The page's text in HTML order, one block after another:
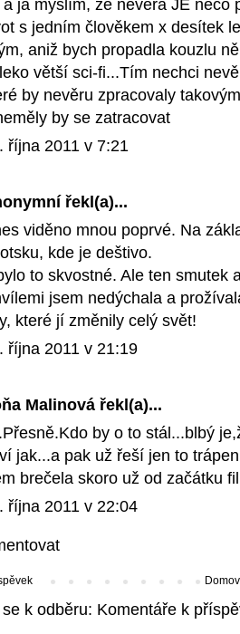
a já myslím, že nevěra JE něco
s jedním člověkem x desítek
aniž bych propadla kouzlu
větší sci-fi...Tím nechci
by nevěru zpracovaly
by se zatracovat
října 2011 v 7:21
řekl(a)...
viděno mnou poprvé. Na
kde je deštivo.
to skvostné. Ale ten smutek
jsem nedýchala a
které jí změnily celý svět!
října 2011 v 21:19
Malinová řekl(a)...
by o to stál...blbý
jak...a pak už řeší jen to
brečela skoro už od začátku
října 2011 v 22:04
k odběru: Komentáře k